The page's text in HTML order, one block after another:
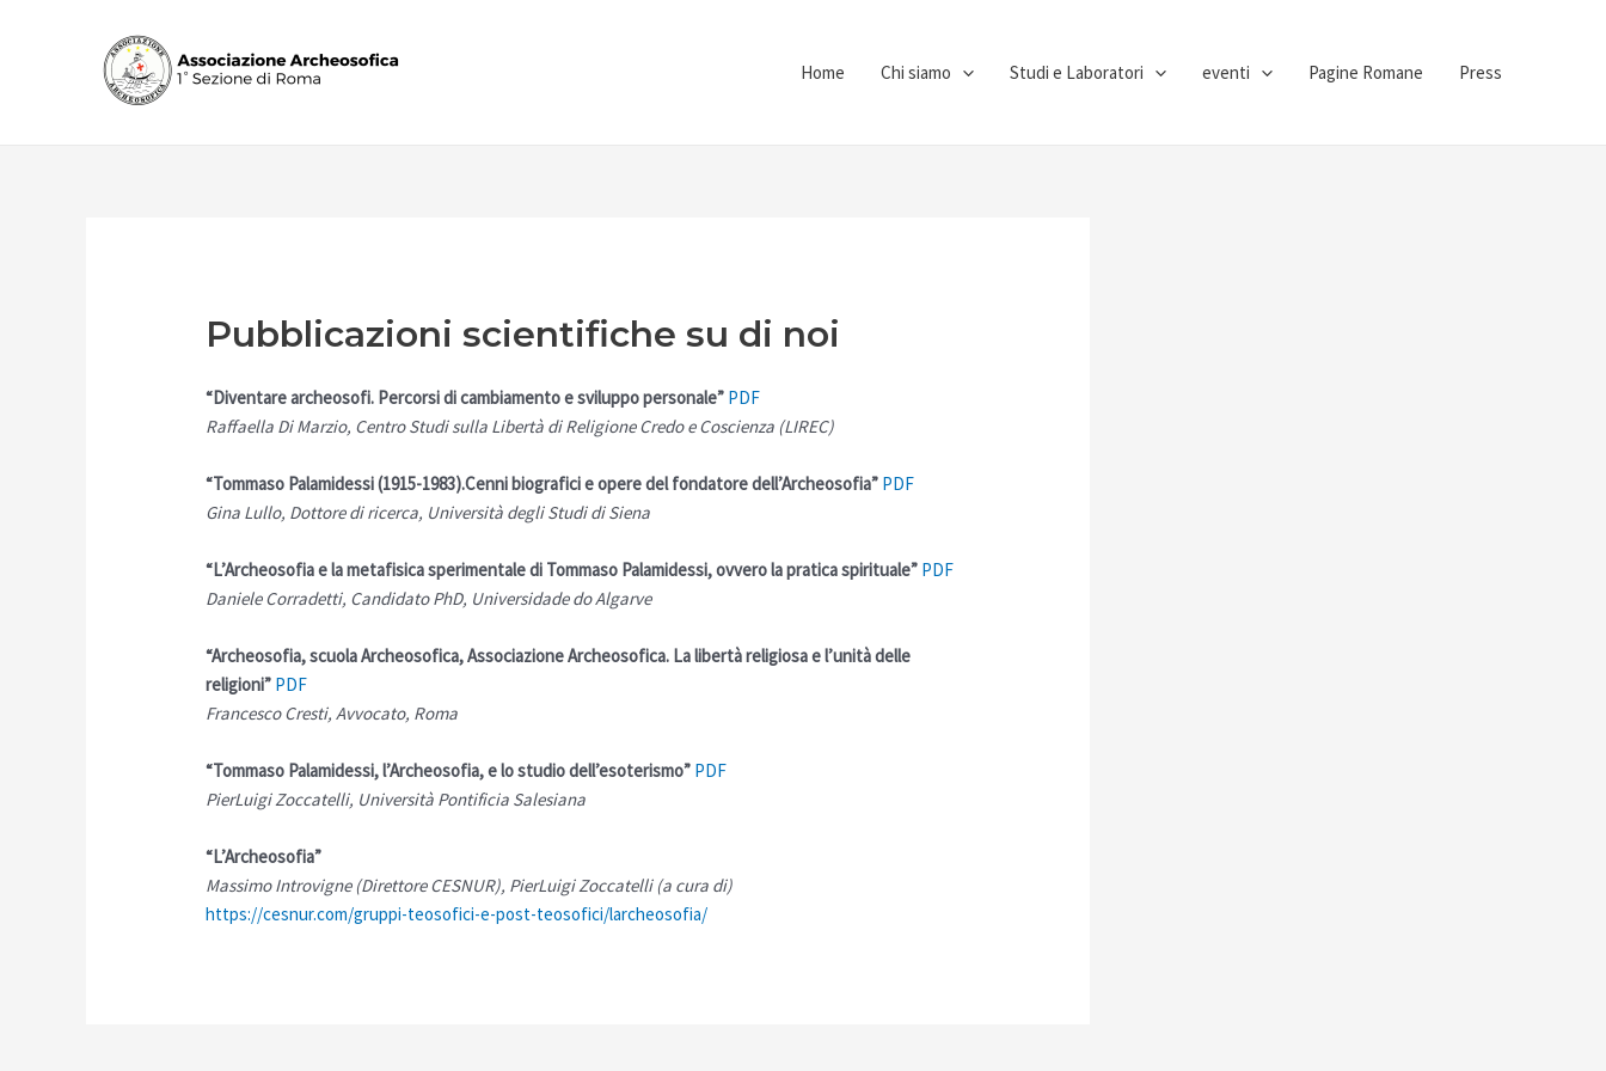
Home Chi siamo Studi e Laboratori eventi Pagine Romane Press
Pubblicazioni scientifiche su di noi
“Diventare archeosofi. Percorsi di cambiamento e sviluppo personale” PDF
Raffaella Di Marzio, Centro Studi sulla Libertà di Religione Credo e Coscienza (LIREC)
“Tommaso Palamidessi (1915-1983).Cenni biografici e opere del fondatore dell’Archeosofia” PDF
Gina Lullo, Dottore di ricerca, Università degli Studi di Siena
“L’Archeosofia e la metafisica sperimentale di Tommaso Palamidessi, ovvero la pratica spirituale” PDF
Daniele Corradetti, Candidato PhD, Universidade do Algarve
“Archeosofia, scuola Archeosofica, Associazione Archeosofica. La libertà religiosa e l’unità delle
religioni” PDF
Francesco Cresti, Avvocato, Roma
“Tommaso Palamidessi, l’Archeosofia, e lo studio dell’esoterismo” PDF
PierLuigi Zoccatelli, Università Pontificia Salesiana
“L’Archeosofia”
Massimo Introvigne (Direttore CESNUR), PierLuigi Zoccatelli (a cura di)
https://cesnur.com/gruppi-teosofici-e-post-teosofici/larcheosofia/